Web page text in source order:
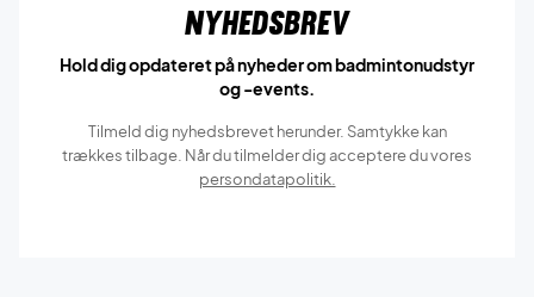
Nyhedsbrev
Hold dig opdateret på nyheder om badmintonudstyr
og -events.
Tilmeld dig nyhedsbrevet herunder. Samtykke kan
trækkes tilbage. Når du tilmelder dig acceptere du vores
persondatapolitik.